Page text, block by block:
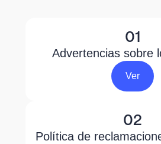
01
Advertencias sobre
Ver
02
Política de